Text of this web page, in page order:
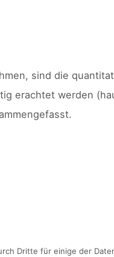
sind die
erachtet werden
Dritte für einige der